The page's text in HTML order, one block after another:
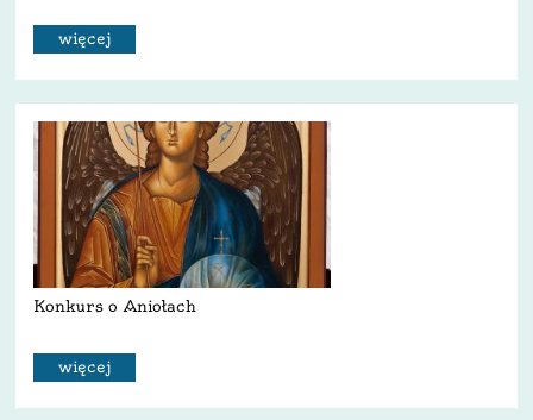
więcej
Konkurs o Aniołach
więcej